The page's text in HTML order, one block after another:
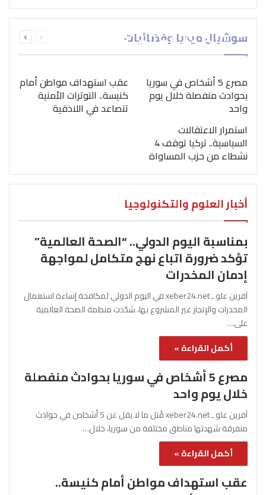
سوشيال ميديا وفضائيات الصفحةالصفحة
بمناسبة اليوم الدولي..
“الصحة العالمية” تؤكد
ضرورة اتباع نهج متكامل
لمواجهة إدمان المخدرات
مصرع 5 أشخاص في سوريا
بحوادث منفصلة خلال يوم
واحد
عقب استهداف مواطن أمام
كنيسة.. التوترات الأمنية
تتصاعد في اللاذقية
استمرار الاعتقالات
السياسية.. تركيا توقف 4
نشطاء من حزب المساواة
أخبار العلوم والتكنولوجيا
بمناسبة اليوم الدولي.. “الصحة العالمية”
تؤكد ضرورة اتباع نهج متكامل لمواجهة
إدمان المخدرات
آفرين علو ـ xeber24.net في اليوم الدولي لمكافحة إساءة استعمال
المخدرات والإتجار غير المشروع بها، شدّدت منظمة الصحة العالمية
على…
أكمل القراءة »
مصرع 5 أشخاص في سوريا بحوادث منفصلة
خلال يوم واحد
آفرين علو ـ xeber24.net قُتل ما لا يقل عن 5 أشخاص في حوادث
متفرقة شهدتها مناطق مختلفة من سوريا، خلال…
أكمل القراءة »
عقب استهداف مواطن أمام كنيسة..